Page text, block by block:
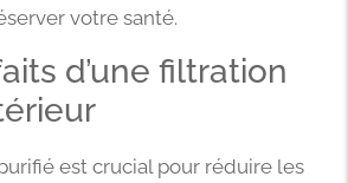
votre santé.
d’une filtration
est crucial pour réduire les